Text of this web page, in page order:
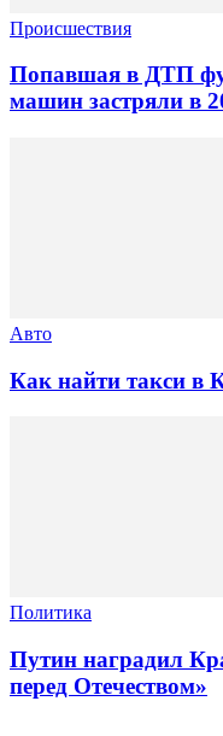
Происшествия
Попавшая в ДТП
машин застряли в
Авто
Как найти такси в
Политика
Путин наградил
перед Отечеством»